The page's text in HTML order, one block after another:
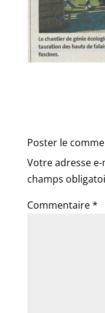
Poster le
Votre adresse
champs
Commentaire*